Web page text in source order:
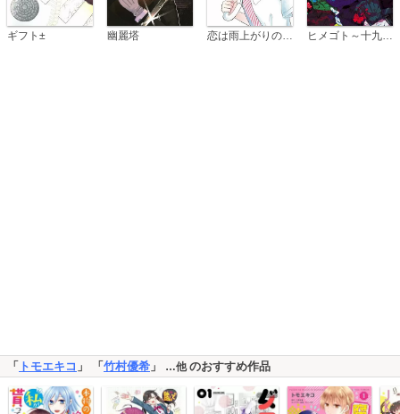
ギフト± 幽麗塔 ヒメゴト～十九歳の制服～
「 トモエキコ 」 「竹村優希 」 …他のおすすめ作品